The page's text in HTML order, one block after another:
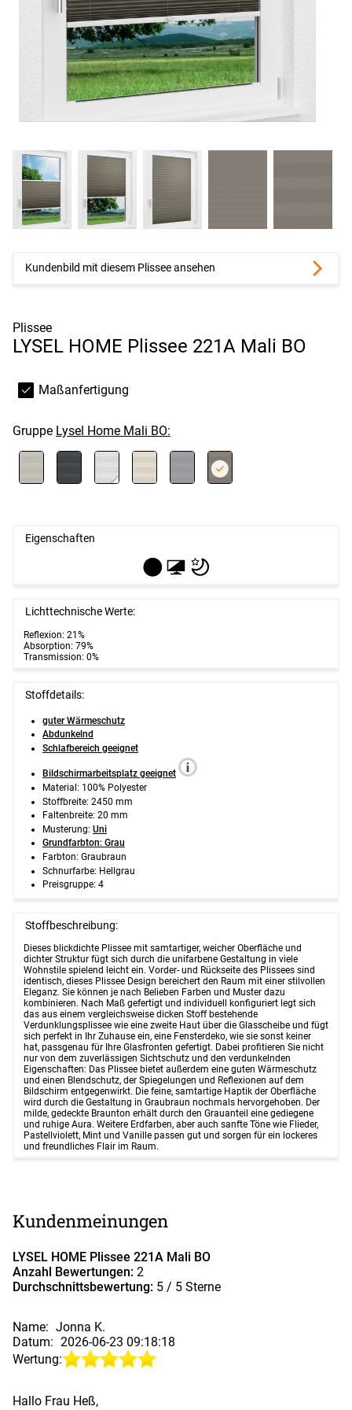
Kundenbild mit diesem Plissee ansehen
Plissee
LYSEL HOME Plissee 221A Mali BO
Maßanfertigung
Gruppe Lysel Home Mali BO:
Eigenschaften
Lichttechnische Werte:
Reflexion: 21%
Absorption: 79%
Transmission: 0%
Stoffdetails:
guter Wärmeschutz
Abdunkelnd
Schlafbereich geeignet
Bildschirmarbeitsplatz geeignet
Material: 100% Polyester
Stoffbreite: 2450 mm
Faltenbreite: 20 mm
Musterung: Uni
Grundfarbton: Grau
Farbton: Graubraun
Schnurfarbe: Hellgrau
Preisgruppe: 4
Stoffbeschreibung:
Dieses blickdichte Plissee mit samtartiger, weicher Oberfläche und
dichter Struktur fügt sich durch die unifarbene Gestaltung in viele
Wohnstile spielend leicht ein. Vorder- und Rückseite des Plissees sind
identisch, dieses Plissee Design bereichert den Raum mit einer stilvollen
Eleganz. Sie können je nach Belieben Farben und Muster dazu
kombinieren. Nach Maß gefertigt und individuell konfiguriert legt sich
das aus einem vergleichsweise dicken Stoff bestehende
Verdunklungsplissee wie eine zweite Haut über die Glasscheibe und fügt
sich perfekt in Ihr Zuhause ein, eine Fensterdeko, wie sie sonst keiner
hat, passgenau für Ihre Glasfronten gefertigt. Dabei profitieren Sie nicht
nur von dem zuverlässigen Sichtschutz und den verdunkelnden
Eigenschaften: Das Plissee bietet außerdem eine guten Wärmeschutz
und einen Blendschutz, der Spiegelungen und Reflexionen auf dem
Bildschirm entgegenwirkt. Die feine, samtartige Haptik der Oberfläche
wird durch die Gestaltung in Graubraun nochmals hervorgehoben. Der
milde, gedeckte Braunton erhält durch den Grauanteil eine gediegene
und ruhige Aura. Weitere Erdfarben, aber auch sanfte Töne wie Flieder,
Pastellviolett, Mint und Vanille passen gut und sorgen für ein lockeres
und freundliches Flair im Raum.
Kundenmeinungen
LYSEL HOME Plissee 221A Mali BO
Anzahl Bewertungen: 2
Durchschnittsbewertung: 5 / 5 Sterne
Name: Jonna K.
Datum: 2026-06-23 09:18:18
Wertung:
Hallo Frau Heß,